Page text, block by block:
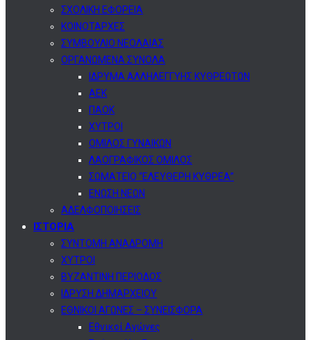
ΣΧΟΛΙΚΗ ΕΦΟΡΕΙΑ
ΚΟΙΝΟΤΑΡΧΕΣ
ΣΥΜΒΟΥΛΙΟ ΝΕΟΛΑΙΑΣ
ΟΡΓΑΝΩΜΕΝΑ ΣΥΝΟΛΑ
ΙΔΡΥΜΑ ΑΛΛΗΛΕΓΓΥΗΣ ΚΥΘΡΕΩΤΩΝ
ΑΕΚ
ΠΑΟΚ
ΧΥΤΡΟΙ
ΟΜΙΛΟΣ ΓΥΝΑΙΚΩΝ
ΛΑΟΓΡΑΦΙΚΟΣ ΟΜΙΛΟΣ
ΣΩΜΑΤΕΙΟ “ΕΛΕΥΘΕΡΗ ΚΥΘΡΕΑ”
ΕΝΩΣΗ ΝΕΩΝ
ΑΔΕΛΦΟΠΟΙΗΣΕΙΣ
ΙΣΤΟΡΙΑ
ΣΥΝΤΟΜΗ ΑΝΑΔΡΟΜΗ
ΧΥΤΡΟΙ
ΒΥΖΑΝΤΙΝΗ ΠΕΡΙΟΔΟΣ
ΙΔΡΥΣΗ ΔΗΜΑΡΧΕΙΟΥ
ΕΘΝΙΚΟΙ ΑΓΩΝΕΣ – ΣΥΝΕΙΣΦΟΡΑ
Εθνικοί Αγώνες